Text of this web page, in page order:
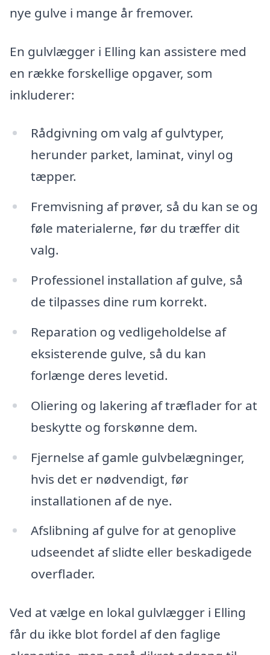
nye gulve i mange år fremover.
En gulvlægger i Elling kan assistere med
en række forskellige opgaver, som
inkluderer:
Rådgivning om valg af gulvtyper,
herunder parket, laminat, vinyl og
tæpper.
Fremvisning af prøver, så du kan se og
føle materialerne, før du træffer dit
valg.
Professionel installation af gulve, så
de tilpasses dine rum korrekt.
Reparation og vedligeholdelse af
eksisterende gulve, så du kan
forlænge deres levetid.
Oliering og lakering af træflader for at
beskytte og forskønne dem.
Fjernelse af gamle gulvbelægninger,
hvis det er nødvendigt, før
installationen af de nye.
Afslibning af gulve for at genoplive
udseendet af slidte eller beskadigede
overflader.
Ved at vælge en lokal gulvlægger i Elling
får du ikke blot fordel af den faglige